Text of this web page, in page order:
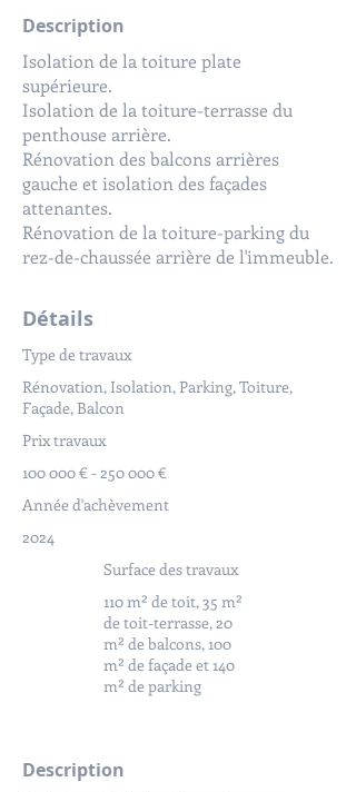
Description
Isolation de la toiture plate
supérieure.
Isolation de la toiture-terrasse du
penthouse arrière.
Rénovation des balcons arrières
gauche et isolation des façades
attenantes.
Rénovation de la toiture-parking du
rez-de-chaussée arrière de l'immeuble.
Détails
Type de travaux
Rénovation, Isolation, Parking, Toiture,
Façade, Balcon
Prix travaux
100 000 € - 250 000 €
Année d'achèvement
2024
Surface des travaux
110 m² de toit, 35 m²
de toit-terrasse, 20
m² de balcons, 100
m² de façade et 140
m² de parking
Description